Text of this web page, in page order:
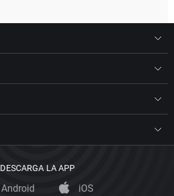
DESCARGA LA APP
Android iOS